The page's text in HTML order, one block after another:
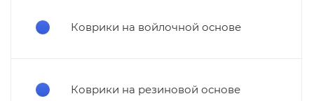
Коврики на войлочной основе
Коврики на резиновой основе